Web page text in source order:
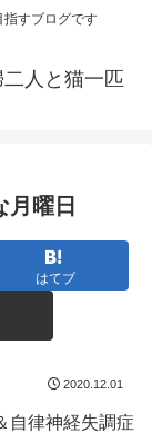
指すブログです
人と猫一匹
曜日
はてブ
2020.12.01
自律神経失調症